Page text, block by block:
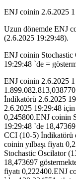
ENJ coinin 2.6.2025 1
Uzun dönemde ENJ
(2.6.2025 19:29:48).
ENJ coinin
19:29:48 `de =
ENJ coinin 2.6.2025
İndikatörü 2.6.2025
2.6.2025 19:29:48 için
0,245800.ENJ coinin
19:29:48 `de
CCI (10-5) İndikatörü
coinin yılbaşı fiyatı
Stochastic Oscilator
18,473697
fiyatı 0,222400.ENJ